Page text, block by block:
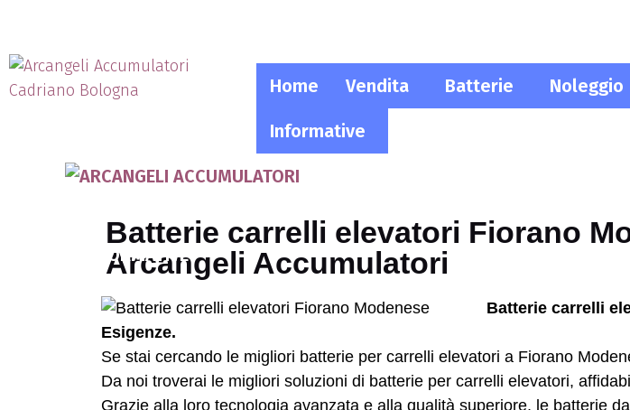
Home Vendita Batterie Noleggio
Informative
INFORMATIVE
Batterie carrelli elevatori Fiorano
Arcangeli Accumulatori
Batterie carrelli
Esigenze.
Se stai cercando le migliori batterie per carrelli elevatori a Fiorano
Da noi troverai le migliori soluzioni di batterie per carrelli elevatori,
Grazie alla loro tecnologia avanzata e alla qualità superiore, le batterie